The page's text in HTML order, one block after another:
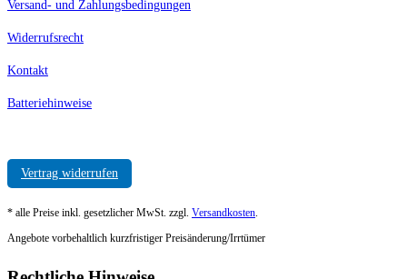
Versand- und Zahlungsbedingungen
Widerrufsrecht
Kontakt
Batteriehinweise
Vertrag widerrufen
* alle Preise inkl. gesetzlicher MwSt. zzgl. Versandkosten
Angebote vorbehaltlich kurzfristiger Preisänderung/Irrtümer